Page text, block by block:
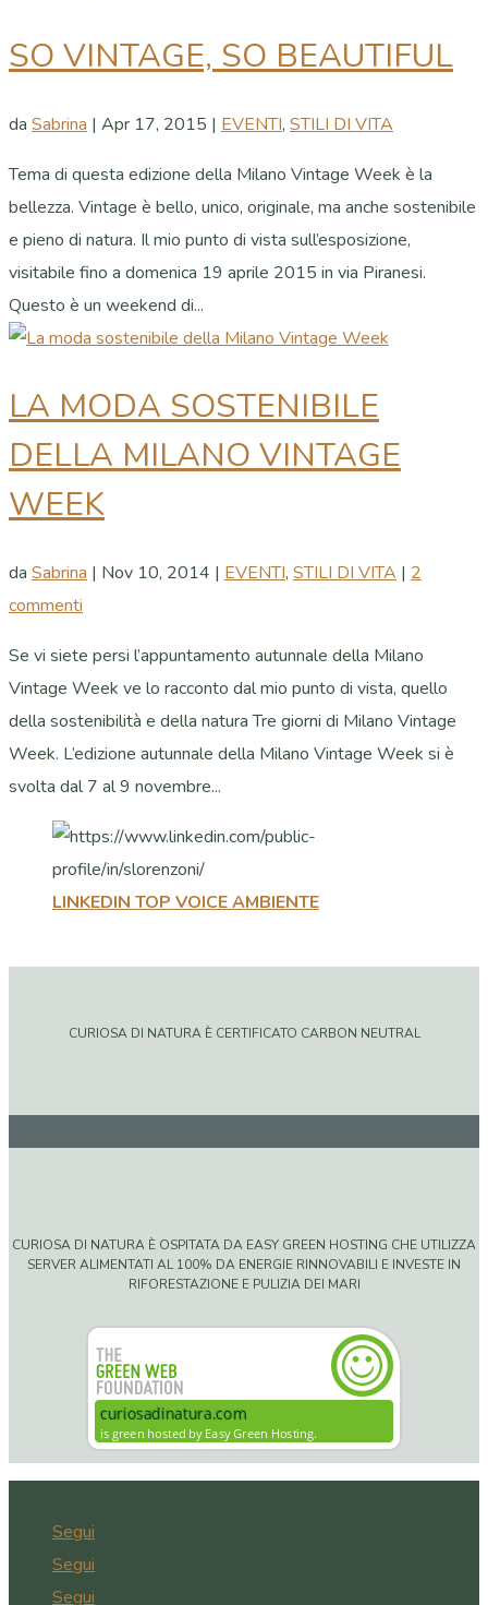
SO VINTAGE, SO BEAUTIFUL
da Sabrina | Apr 17, 2015 | EVENTI, STILI DI VITA
Tema di questa edizione della Milano Vintage Week è la
bellezza. Vintage è bello, unico, originale, ma anche sostenibile
e pieno di natura. Il mio punto di vista sull’esposizione,
visitabile fino a domenica 19 aprile 2015 in via Piranesi.
Questo è un weekend di...
LA MODA SOSTENIBILE
DELLA MILANO VINTAGE
WEEK
da Sabrina | Nov 10, 2014 | EVENTI, STILI DI VITA | 2
commenti
Se vi siete persi l’appuntamento autunnale della Milano
Vintage Week ve lo racconto dal mio punto di vista, quello
della sostenibilità e della natura Tre giorni di Milano Vintage
Week. L’edizione autunnale della Milano Vintage Week si è
svolta dal 7 al 9 novembre...
LINKEDIN TOP VOICE AMBIENTE
CURIOSA DI NATURA È CERTIFICATO CARBON NEUTRAL
CURIOSA DI NATURA È OSPITATA DA EASY GREEN HOSTING CHE UTILIZZA
SERVER ALIMENTATI AL 100% DA ENERGIE RINNOVABILI E INVESTE IN
RIFORESTAZIONE E PULIZIA DEI MARI
Segui
Segui
Segui